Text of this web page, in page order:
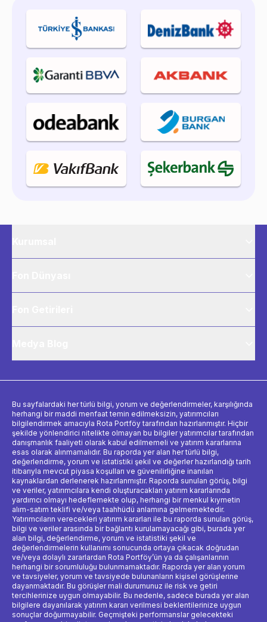
Bu sayfalardaki her türlü bilgi, yorum ve değerlendirmeler, karşılığında
herhangi bir maddi menfaat temin edilmeksizin, yatırımcıları
bilgilendirmek amacıyla Rota Portföy tarafından hazırlanmıştır. Hiçbir
şekilde yönlendirici nitelikte olmayan bu bilgiler yatırımcılar tarafından
danışmanlık faaliyeti olarak kabul edilmemeli ve yatırım kararlarına
esas olarak alınmamalıdır. Bu raporda yer alan her türlü bilgi,
değerlendirme, yorum ve istatistiki şekil ve değerler hazırlandığı tarih
itibarıyla mevcut piyasa koşulları ve güvenilirliğine inanılan
kaynaklardan derlenerek hazırlanmıştır. Raporda sunulan görüş, bilgi
ve veriler, yatırımcılara kendi oluşturacakları yatırım kararlarında
yardımcı olmayı hedeflemekte olup, herhangi bir menkul kıymetin
alım-satım teklifi ve/veya taahhüdü anlamına gelmemektedir.
Yatırımcıların verecekleri yatırım kararları ile bu raporda sunulan görüş,
bilgi ve veriler arasında bir bağlantı kurulamayacağı gibi, burada yer
alan bilgi, değerlendirme, yorum ve istatistiki şekil ve
değerlendirmelerin kullanımı sonucunda ortaya çıkacak doğrudan
ve/veya dolaylı zararlardan Rota Portföy’ün ya da çalışanlarının
herhangi bir sorumluluğu bulunmamaktadır. Raporda yer alan yorum
ve tavsiyeler, yorum ve tavsiyede bulunanların kişisel görüşlerine
dayanmaktadır. Bu görüşler mali durumunuz ile risk ve getiri
tercihlerinize uygun olmayabilir. Bu nedenle, sadece burada yer alan
bilgilere dayanılarak yatırım kararı verilmesi beklentilerinize uygun
sonuçlar doğurmayabilir. Geçmişteki performanslar gelecekteki